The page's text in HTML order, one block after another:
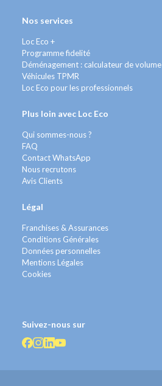
Nos services
Loc Eco +
Programme fidelité
Déménagement : calculateur de volume
Véhicules TPMR
Loc Eco pour les professionnels
Plus loin avec Loc Eco
Qui sommes-nous ?
FAQ
Contact WhatsApp
Nous recrutons
Avis Clients
Légal
Franchises & Assurances
Conditions Générales
Données personnelles
Mentions Légales
Cookies
Suivez-nous sur